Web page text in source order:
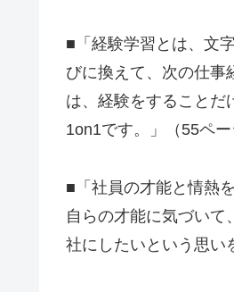
■「経験学習とは、文
びに換えて、次の仕事
は、経験をすることだ
1on1です。」（55ペー
■「社員の才能と情熱
自らの才能に気づいて
社にしたいという思い